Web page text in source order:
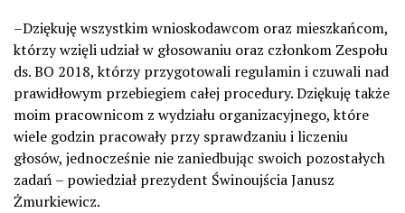
–Dziękuję wszystkim wnioskodawcom oraz mieszkańcom,
którzy wzięli udział w głosowaniu oraz członkom Zespołu
ds. BO 2018, którzy przygotowali regulamin i czuwali nad
prawidłowym przebiegiem całej procedury. Dziękuję także
moim pracownicom z wydziału organizacyjnego, które
wiele godzin pracowały przy sprawdzaniu i liczeniu
głosów, jednocześnie nie zaniedbując swoich pozostałych
zadań – powiedział prezydent Świnoujścia Janusz
Żmurkiewicz.